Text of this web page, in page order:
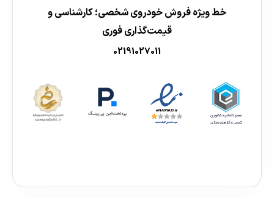
خط ویژه فروش خودروی شخصی؛ کارشناسی و
قیمت‌گذاری فوری
02191027011